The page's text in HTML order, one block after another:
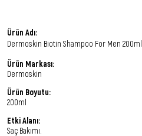
Ürün Adı:
Dermoskin Biotin Shampoo For Men 200ml
Ürün Markası:
Dermoskin
Ürün Boyutu:
200ml
Etki Alanı:
Saç Bakımı.